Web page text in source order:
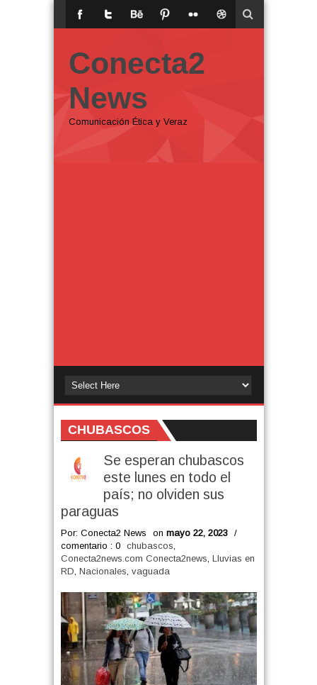
Conecta2
News
Comunicación Ética y Veraz
CHUBASCOS
Se esperan chubascos
este lunes en todo el
país; no olviden sus
paraguas
Por: Conecta2 News on mayo 22, 2023
/
comentario : 0
chubascos,
Conecta2news.com Conecta2news, Lluvias en
RD, Nacionales, vaguada